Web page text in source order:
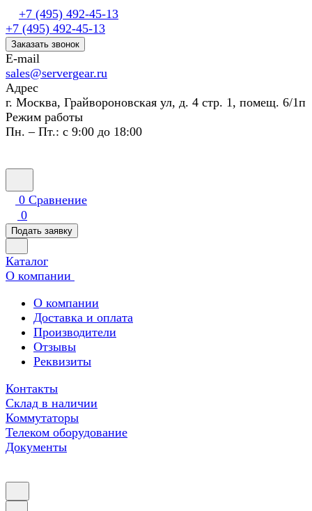
+7 (495) 492-45-13
+7 (495) 492-45-13
Заказать звонок
E-mail
sales@servergear.ru
Адрес
г. Москва, Грайвороновская ул, д. 4 стр. 1, помещ. 6/1п
Режим работы
Пн. – Пт.: с 9:00 до 18:00
0 Сравнение
0
Подать заявку
Каталог
О компании
О компании
Доставка и оплата
Производители
Отзывы
Реквизиты
Контакты
Склад в наличии
Коммутаторы
Телеком оборудование
Документы